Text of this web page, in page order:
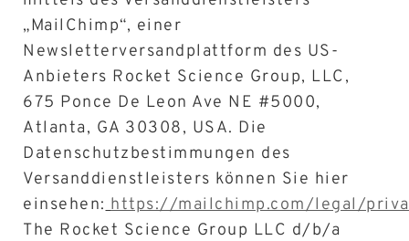
„MailChimp“, einer
Newsletterversandplattform des US-
Anbieters Rocket Science Group, LLC,
675 Ponce De Leon Ave NE #5000,
Atlanta, GA 30308, USA. Die
Datenschutzbestimmungen des
Versanddienstleisters können Sie hier
einsehen: https://mailchimp.com/legal/
The Rocket Science Group LLC d/b/a